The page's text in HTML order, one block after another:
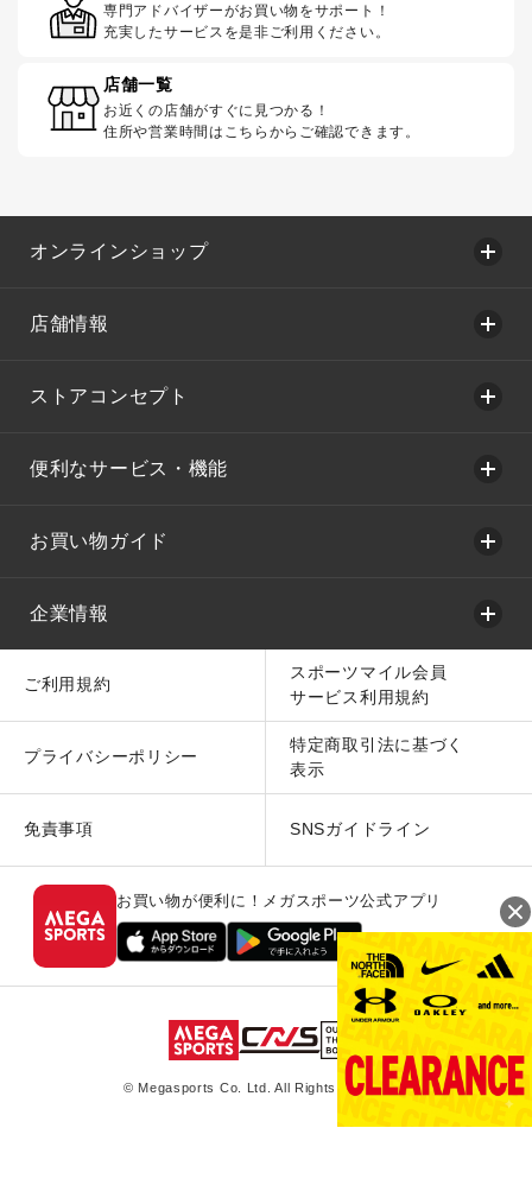
専門アドバイザーがお買い物をサポート！
充実したサービスを是非ご利用ください。
店舗一覧
お近くの店舗がすぐに見つかる！
住所や営業時間はこちらからご確認できます。
オンラインショップ
店舗情報
ストアコンセプト
便利なサービス・機能
お買い物ガイド
企業情報
ご利用規約
スポーツマイル会員
サービス利用規約
プライバシーポリシー
特定商取引法に基づく
表示
免責事項 SNSガイドライン
お買い物が便利に！メガスポーツ公式アプリ
© Megasports Co. Ltd. All Rights Reserved.